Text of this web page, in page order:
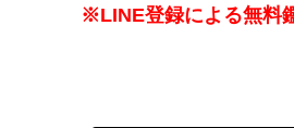
※LINE登録による無料